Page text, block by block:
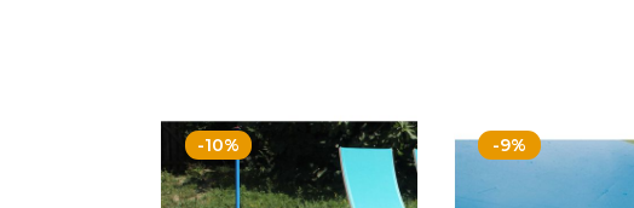
-10% -9%